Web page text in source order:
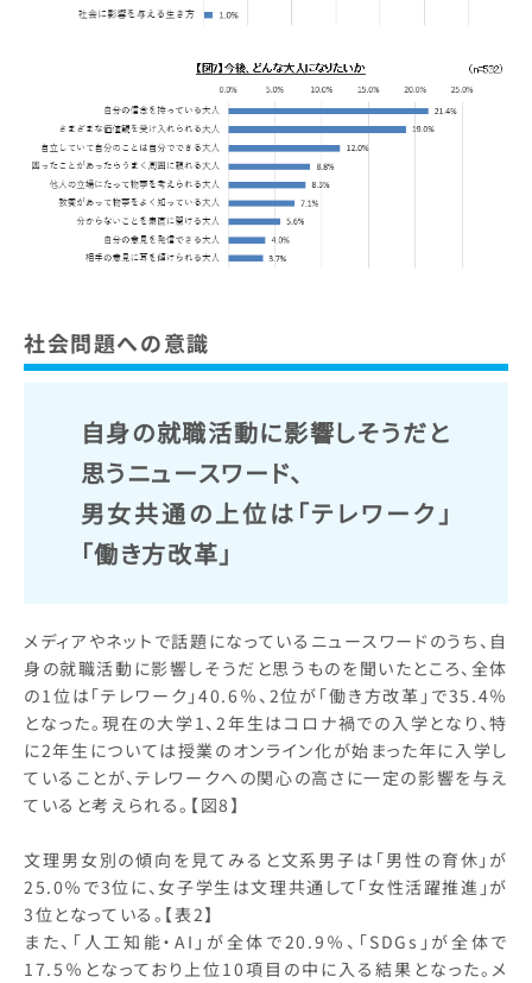
社会問題への意識
自身の就職活動に影響しそうだと
思うニュースワード、
男女共通の上位は「テレワーク」
「働き方改革」
メディアやネットで話題になっているニュースワードのうち、自
身の就職活動に影響しそうだと思うものを聞いたところ、全体
の1位は「テレワーク」40.6％、2位が「働き方改革」で35.4％
となった。現在の大学1、2年生はコロナ禍での入学となり、特
に2年生については授業のオンライン化が始まった年に入学し
ていることが、テレワークへの関心の高さに一定の影響を与え
ていると考えられる。【図8】
文理男女別の傾向を見てみると文系男子は「男性の育休」が
25.0％で3位に、女子学生は文理共通して「女性活躍推進」が
3位となっている。【表2】
また、「人工知能・AI」が全体で20.9％、「SDGs」が全体で
17.5％となっており上位10項目の中に入る結果となった。メ